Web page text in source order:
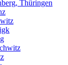
Thüringen